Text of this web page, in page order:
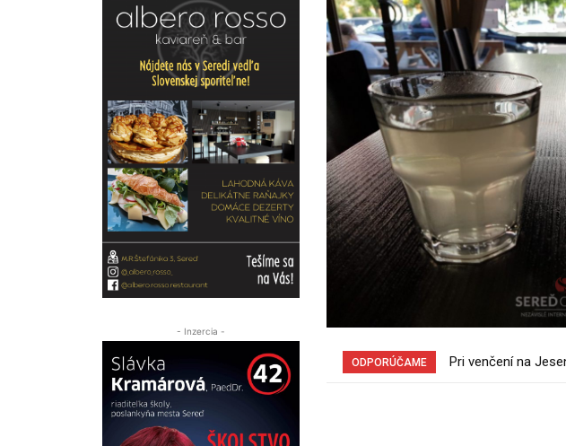
- Inzercia -
ODPORÚČAME
Pri venčení na
70 rokov od